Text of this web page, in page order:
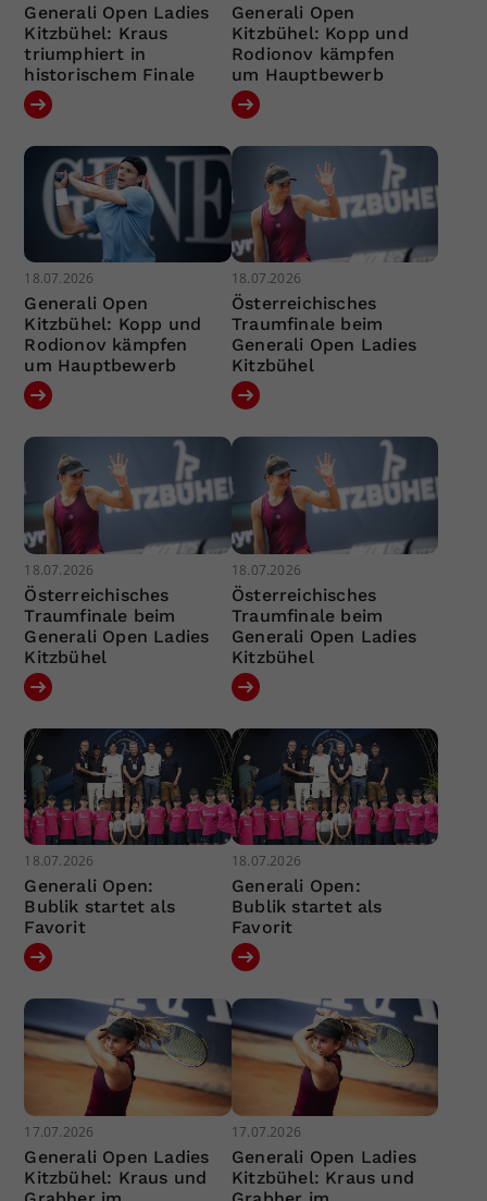
Generali Open Ladies
Kitzbühel: Kraus
triumphiert in
historischem Finale
Generali Open
Kitzbühel: Kopp und
Rodionov kämpfen
um Hauptbewerb
18.07.2026
Generali Open
Kitzbühel: Kopp und
Rodionov kämpfen
um Hauptbewerb
18.07.2026
Österreichisches
Traumfinale beim
Generali Open Ladies
Kitzbühel
18.07.2026
Österreichisches
Traumfinale beim
Generali Open Ladies
Kitzbühel
18.07.2026
Österreichisches
Traumfinale beim
Generali Open Ladies
Kitzbühel
18.07.2026
Generali Open:
Bublik startet als
Favorit
18.07.2026
Generali Open:
Bublik startet als
Favorit
17.07.2026
Generali Open Ladies
Kitzbühel: Kraus und
17.07.2026
Generali Open Ladies
Kitzbühel: Kraus und